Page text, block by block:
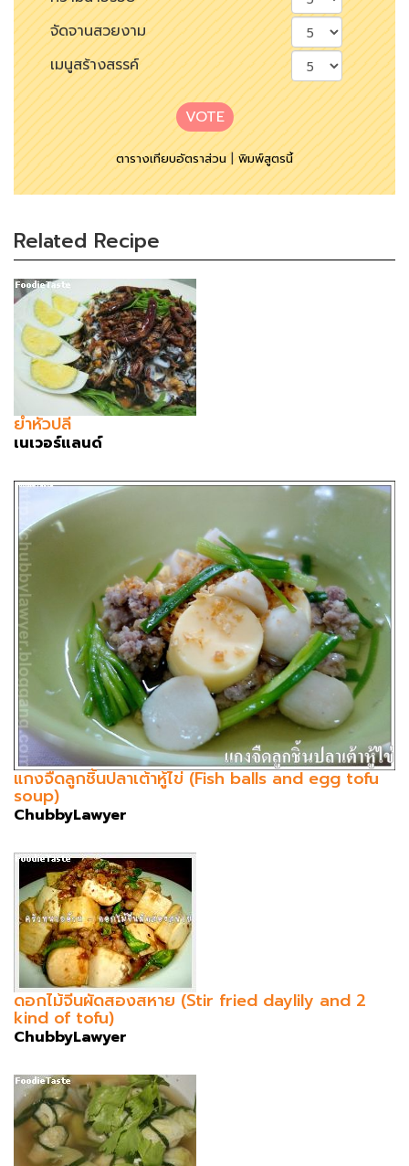
จัดจานสวยงาม
เมนูสร้างสรรค์
VOTE
ตารางเทียบอัตราส่วน|พิมพ์สูตรนี้
Related Recipe
ยำหัวปลี
เนเวอร์แลนด์
แกงจืดลูกชิ้นปลาเต้าหู้ไข่ (Fish balls and egg tofu
soup)
ChubbyLawyer
ดอกไม้จีนผัดสองสหาย (Stir fried daylily and 2
kind of tofu)
ChubbyLawyer